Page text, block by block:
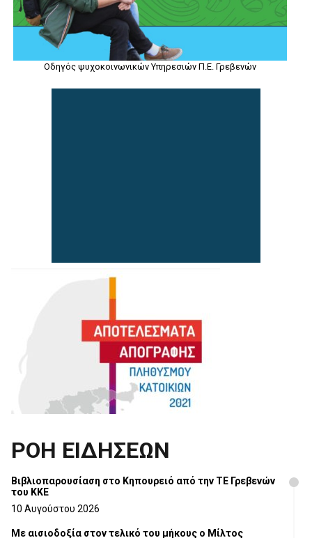
Οδηγός ψυχοκοινωνικών Υπηρεσιών Π.Ε. Γρεβενών
ΡΟΗ ΕΙΔΗΣΕΩΝ
Βιβλιοπαρουσίαση στο Κηπουρειό από την ΤΕ Γρεβενών
του ΚΚΕ
10 Αυγούστου 2026
Με αισιοδοξία στον τελικό του μήκους ο Μίλτος